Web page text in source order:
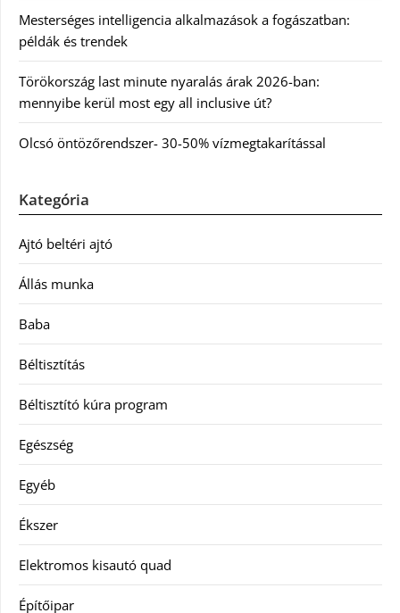
Mesterséges intelligencia alkalmazások a fogászatban:
példák és trendek
Törökország last minute nyaralás árak 2026-ban:
mennyibe kerül most egy all inclusive út?
Olcsó öntözőrendszer- 30-50% vízmegtakarítással
Kategória
Ajtó beltéri ajtó
Állás munka
Baba
Béltisztítás
Béltisztító kúra program
Egészség
Egyéb
Ékszer
Elektromos kisautó quad
Építőipar